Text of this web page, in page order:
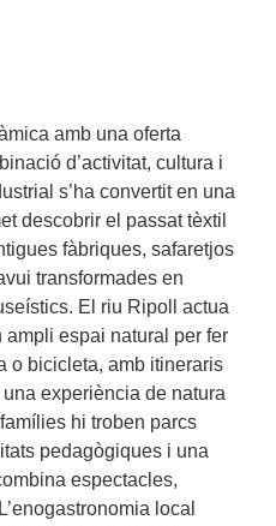
amb una oferta
d’activitat, cultura i
s’ha convertit en una
descobrir el passat tèxtil
fàbriques, safaretjos
transformades en
El riu Ripoll actua
ampli espai natural per fer
o bicicleta, amb itineraris
experiència de natura
hi troben parcs
pedagògiques i una
espectacles,
local